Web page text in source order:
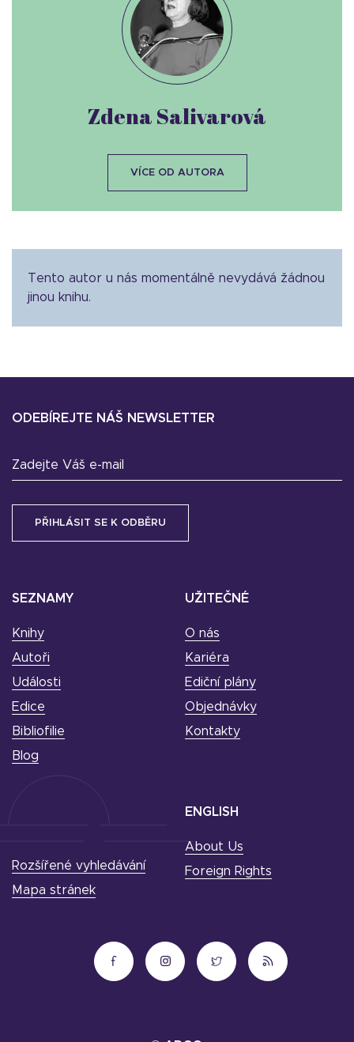
Tento autor u nás momentálně nevydává žádnou
jinou knihu.
Zdena Salivarová
VÍCE OD AUTORA
SEZNAMY
Knihy
Autoři
Události
Edice
Bibliofilie
Blog
UŽITEČNÉ
O nás
Kariéra
Ediční plány
Objednávky
Kontakty
ODEBÍREJTE NÁŠ NEWSLETTER
Zadejte Váš e-mail
ENGLISH
About Us
Foreign Rights
Rozšířené vyhledávání
Mapa stránek